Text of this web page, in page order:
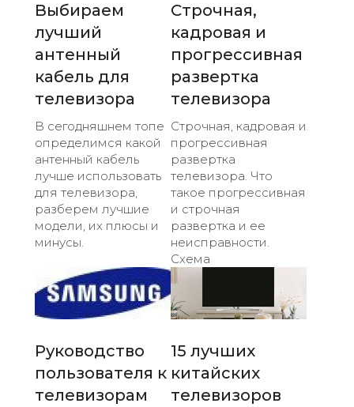
Выбираем
лучший
антенный
кабель для
телевизора
В сегодняшнем топе
определимся какой
антенный кабель
лучше использовать
для телевизора,
разберем лучшие
модели, их плюсы и
минусы.
Строчная,
кадровая и
прогрессивная
развертка
телевизора
Строчная, кадровая и
прогрессивная
развертка
телевизора. Что
такое прогрессивная
и строчная
развертка и ее
неисправности.
Схема
Руководство
пользователя к
телевизорам
15 лучших
китайских
телевизоров